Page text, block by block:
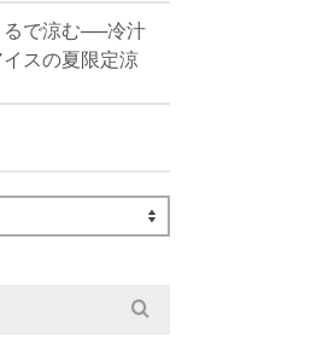
るで涼む──冷汁
スの夏限定涼